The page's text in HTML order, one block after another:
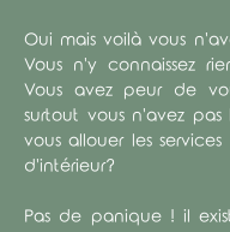
Oui mais voilà vous
Vous n'y connaissez
Vous avez peur de
surtout vous n'avez
vous allouer les
d'intérieur?
Pas de panique ! il